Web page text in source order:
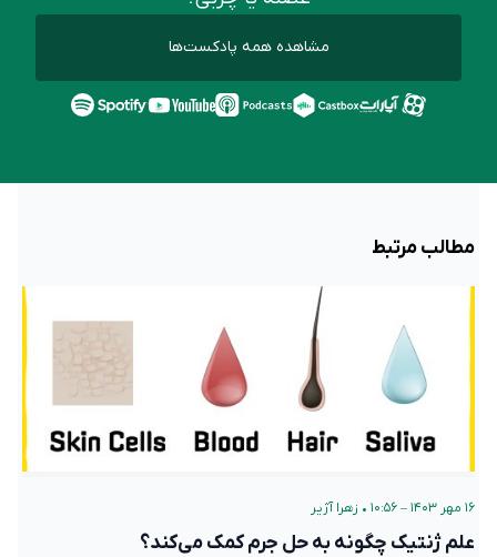
مشاهده همه پادکست‌ها
مطالب مرتبط
۱۶ مهر ۱۴۰۳ – ۱۰:۵۶ • زهرا آژیر
علم ژنتیک چگونه به حل جرم کمک می‌کند؟